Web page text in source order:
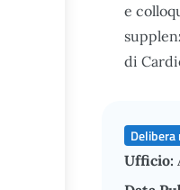
e
di
Ufficio: